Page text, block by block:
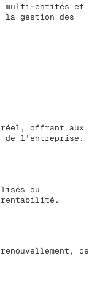
multi-entités et
la gestion des
réel, offrant aux
de l'entreprise.
ou
rentabilité.
ce